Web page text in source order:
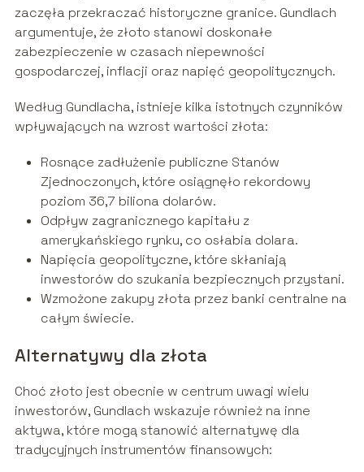
zaczęła przekraczać historyczne granice. Gundlach
argumentuje, że złoto stanowi doskonałe
zabezpieczenie w czasach niepewności
gospodarczej, inflacji oraz napięć geopolitycznych.
Według Gundlacha, istnieje kilka istotnych czynników
wpływających na wzrost wartości złota:
Rosnące zadłużenie publiczne Stanów
Zjednoczonych, które osiągnęło rekordowy
poziom 36,7 biliona dolarów.
Odpływ zagranicznego kapitału z
amerykańskiego rynku, co osłabia dolara.
Napięcia geopolityczne, które skłaniają
inwestorów do szukania bezpiecznych przystani.
Wzmożone zakupy złota przez banki centralne na
całym świecie.
Alternatywy dla złota
Choć złoto jest obecnie w centrum uwagi wielu
inwestorów, Gundlach wskazuje również na inne
aktywa, które mogą stanowić alternatywę dla
tradycyjnych instrumentów finansowych: